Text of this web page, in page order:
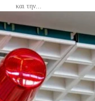
και την...